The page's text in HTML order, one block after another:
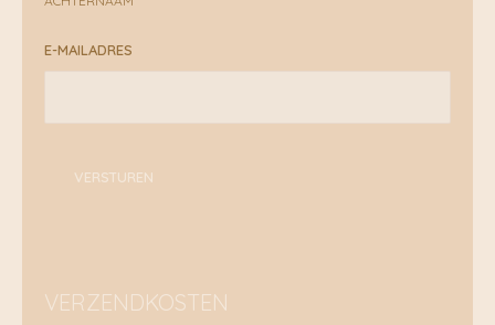
E-MAILADRES
VERSTUREN
VERZENDKOSTEN